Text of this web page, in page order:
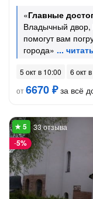
«Главные
Владычный двор,
помогут вам
города»
5 окт в 10:00
6 окт
от6670 ₽за всё
-5%
33 отзыва